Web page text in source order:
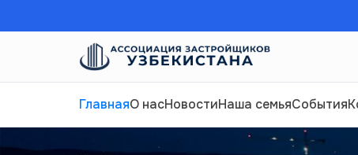
ГлавнаяО насНовостиНаша семьяСобытия